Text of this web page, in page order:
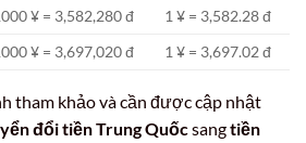
¥ = 3,582,280 đ
1 ¥ = 3,582.28 đ
¥ = 3,697,020 đ 1 ¥ = 3,697.02 đ
tham khảo và cần được cập nhật
đổi tiền Trung Quốcsangtiền